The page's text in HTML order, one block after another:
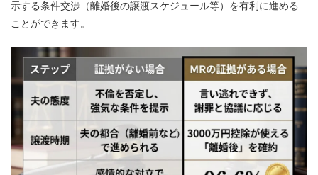
示する条件交渉（離婚後の譲渡スケジュール等）を有利に進める
ことができます。